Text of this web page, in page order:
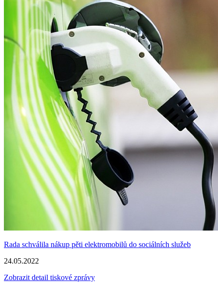
Rada schválila nákup pěti elektromobilů do sociálních služeb
24.05.2022
Zobrazit detail tiskové zprávy